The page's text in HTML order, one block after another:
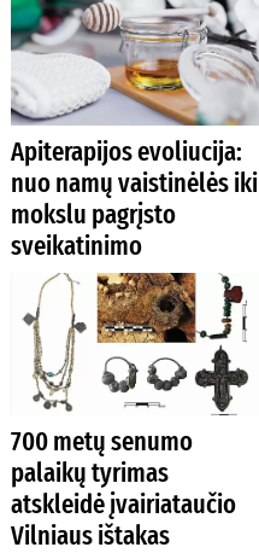
Apiterapijos evoliucija:
nuo namų vaistinėlės iki
mokslu pagrįsto
sveikatinimo
700 metų senumo
palaikų tyrimas
atskleidė įvairiataučio
Vilniaus ištakas